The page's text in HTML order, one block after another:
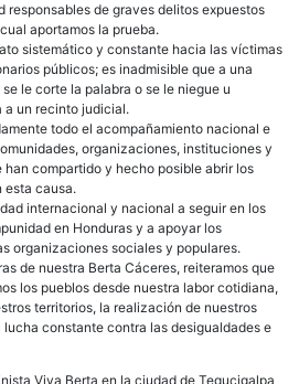
responsables de graves delitos expuestos
aportamos la prueba.
sistemático y constante hacia las víctimas
públicos; es inadmisible que a una
le corte la palabra o se le niegue u
a un recinto judicial.
todo el acompañamiento nacional e
organizaciones, instituciones y
han compartido y hecho posible abrir los
esta causa.
internacional y nacional a seguir en los
en Honduras y a apoyar los
organizaciones sociales y populares.
de nuestra Berta Cáceres, reiteramos que
los pueblos desde nuestra labor cotidiana,
territorios, la realización de nuestros
constante contra las desigualdades e
Viva Berta en la ciudad de Tegucigalpa